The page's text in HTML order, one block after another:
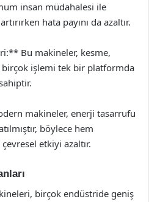
insan müdahalesi ile
hata payını da azaltır.
Bu makineler, kesme,
işlemi tek bir platformda
makineler, enerji tasarrufu
böylece hem
etkiyi azaltır.
birçok endüstride geniş